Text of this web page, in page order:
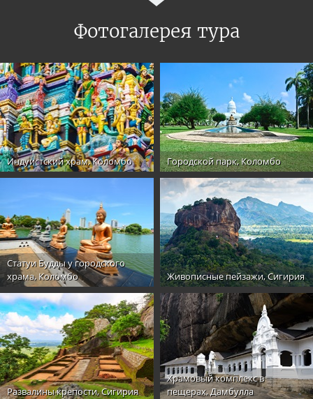
Фотогалерея тура
Индуистский храм, Коломбо Городской парк, Коломбо
Статуи Будды у городского
храма, Коломбо
Живописные пейзажи, Сигирия
Развалины крепости, Сигирия
Храмовый комплекс в
пещерах, Дамбулла